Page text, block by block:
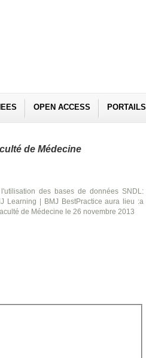
OPEN ACCESS PORTAILS
de Médecine
des bases de données SNDL:
Learning | BMJ BestPractice aura lieu :a
de Médecine le 26 novembre 2013